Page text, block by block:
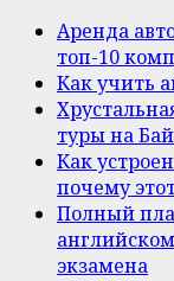
Аренда
топ-10
Как учить
туры на
Как
почему
Полный
экзамена